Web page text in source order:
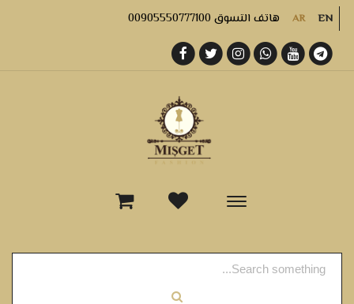
AR EN هاتف التسوق 00905550777100
-